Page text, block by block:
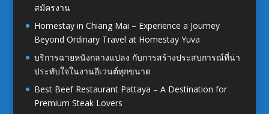
สมัครงาน
Homestay in Chiang Mai – Experience a Journey
Beyond Ordinary Travel at Homestay Yuva
บริการฉายหนังกลางแปลง กับการสร้างประสบการณ์ที่น่า
ประทับใจในงานอีเวนต์ทุกขนาด
Best Beef Restaurant Pattaya – A Destination for
Premium Steak Lovers